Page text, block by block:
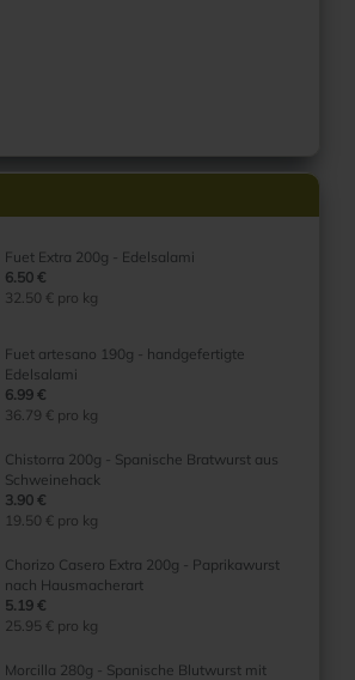
Fuet Extra 200g - Edelsalami
6.50 €
32.50 € pro kg
Fuet artesano 190g - handgefertigte
Edelsalami
6.99 €
36.79 € pro kg
Chistorra 200g - Spanische Bratwurst aus
Schweinehack
3.90 €
19.50 € pro kg
Chorizo Casero Extra 200g - Paprikawurst
nach Hausmacherart
5.19 €
25.95 € pro kg
Morcilla 280g - Spanische Blutwurst mit